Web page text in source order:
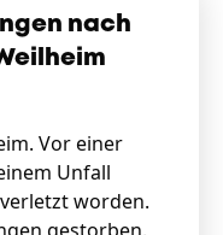
nach
Vor einer
Unfall
worden.